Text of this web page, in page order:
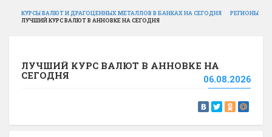
КУРСЫ ВАЛЮТ И ДРАГОЦЕННЫХ МЕТАЛЛОВ В БАНКАХ НА СЕГОДНЯ
РЕГИОНЫ
ЛУЧШИЙ КУРС ВАЛЮТ В АННОВКЕ НА СЕГОДНЯ
ЛУЧШИЙ КУРС ВАЛЮТ В АННОВКЕ НА
СЕГОДНЯ
06.08.2026